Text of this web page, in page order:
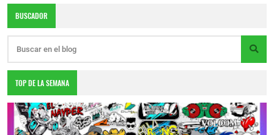
BUSCADOR
TOP DE LA SEMANA